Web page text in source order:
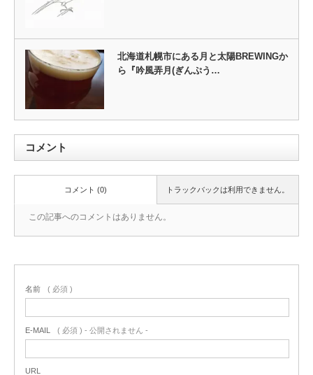
北海道札幌市にある月と太陽BREWINGか
ら『吟風弄月(ぎんぷう…
コメント
トラックバックは利用できません。
コメント (0)
この記事へのコメントはありません。
名前 ( 必須 )
E-MAIL ( 必須 ) - 公開されません -
URL